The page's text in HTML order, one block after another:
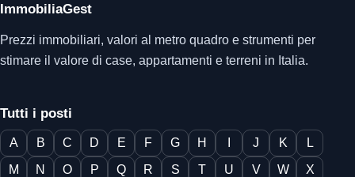
ImmobiliaGest
Prezzi immobiliari, valori al metro quadro e strumenti per
stimare il valore di case, appartamenti e terreni in Italia.
Tutti i posti
A B C D E F G H J K
L
M
N O P Q R S T U V W X